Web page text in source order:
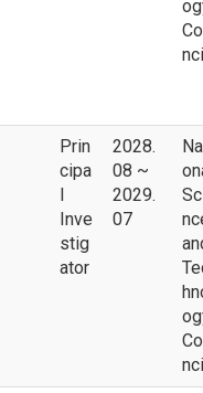
Prin
cipa
Inve
stig
ator
2028.
08 ~
2029.
07